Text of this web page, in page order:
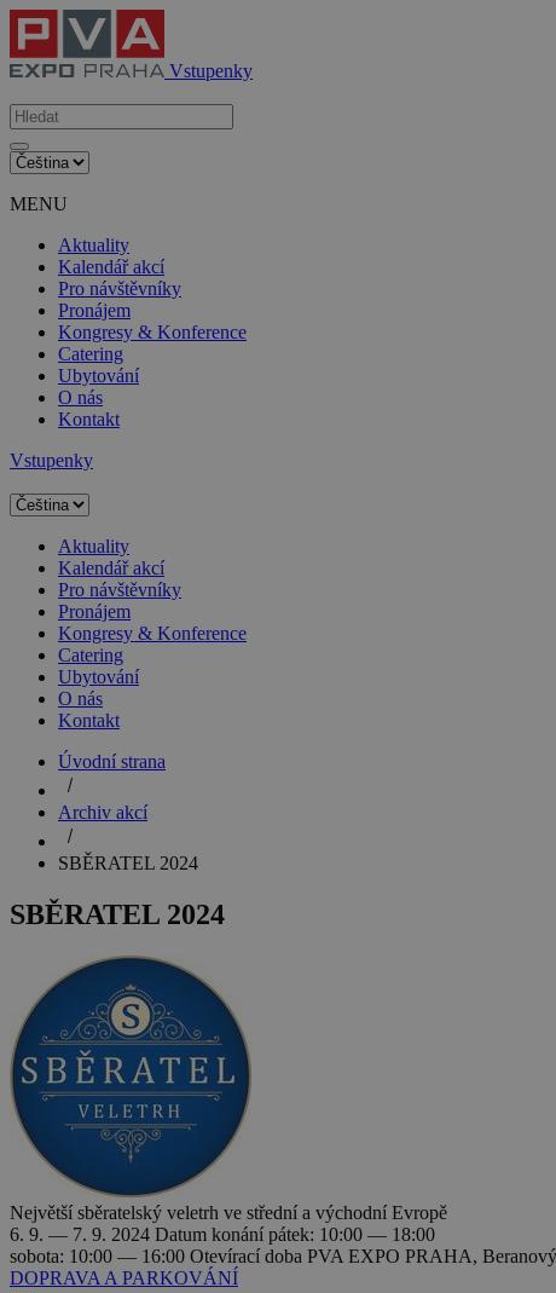
Vstupenky
MENU
Aktuality
Kalendář akcí
Pro návštěvníky
Pronájem
Kongresy & Konference
Catering
Ubytování
O nás
Kontakt
Vstupenky
Aktuality
Kalendář akcí
Pro návštěvníky
Pronájem
Kongresy & Konference
Catering
Ubytování
O nás
Kontakt
Úvodní strana
Archiv akcí
SBĚRATEL 2024
SBĚRATEL 2024
Největší sběratelský veletrh ve střední a východní Evropě
6. 9. — 7. 9. 2024 Datum konání pátek: 10:00 — 18:00
sobota: 10:00 — 16:00 Otevírací doba PVA EXPO PRAHA,
DOPRAVA A PARKOVÁNÍ